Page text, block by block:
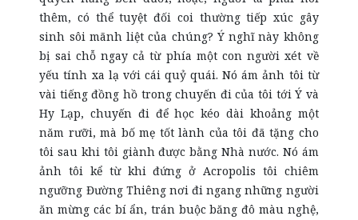
thêm, có thể tuyệt đối coi thường tiếp xúc gây
sinh sôi mãnh liệt của chúng? Ý nghĩ này không
bị sai chỗ ngay cả từ phía một con người xét về
yếu tính xa lạ với cái quỷ quái. Nó ám ảnh tôi từ
vài tiếng đồng hồ trong chuyến đi của tôi tới Ý và
Hy Lạp, chuyến đi để học kéo dài khoảng một
năm rưỡi, mà bố mẹ tốt lành của tôi đã tặng cho
tôi sau khi tôi giành được bằng Nhà nước. Nó ám
ảnh tôi kể từ khi đứng ở Acropolis tôi chiêm
ngưỡng Đường Thiêng nơi đi ngang những người
ăn mừng các bí ẩn, trán buộc băng đô màu nghệ,